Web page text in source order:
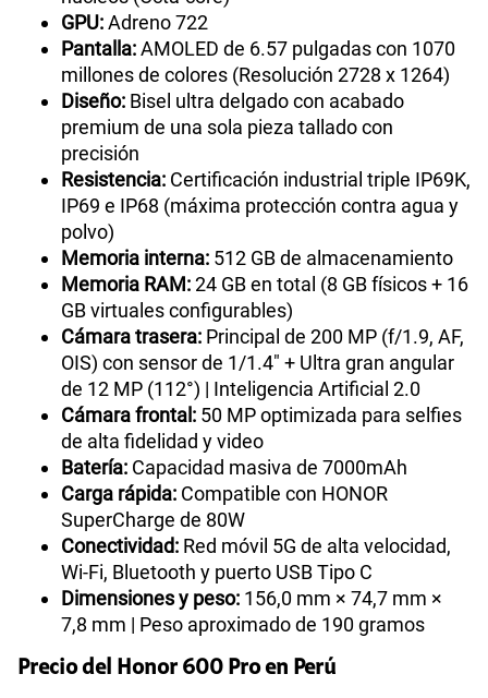
GPU:Adreno 722
Pantalla:AMOLED de 6.57 pulgadas con 1070
millones de colores (Resolución 2728 x 1264)
Diseño: Bisel ultra delgado con acabado
premium de una sola pieza tallado con
precisión
Resistencia: Certificación industrial triple IP69K,
IP69 e IP68 (máxima protección contra agua y
polvo)
Memoria interna: 512 GB de almacenamiento
Memoria RAM:24 GB en total (8 GB físicos + 16
GB virtuales configurables)
Cámara trasera: Principal de 200 MP (f/1.9, AF,
OIS) con sensor de 1/1.4" + Ultra gran angular
de 12 MP (112°) | Inteligencia Artificial 2.0
Cámara frontal: 50 MP optimizada para selfies
de alta fidelidad y video
Batería: Capacidad masiva de 7000mAh
Carga rápida: Compatible con HONOR
SuperCharge de 80W
Conectividad: Red móvil 5G de alta velocidad,
Wi-Fi, Bluetooth y puerto USB Tipo C
Dimensiones y peso: 156,0 mm × 74,7 mm ×
7,8 mm | Peso aproximado de 190 gramos
Precio del Honor 600 Pro en Perú